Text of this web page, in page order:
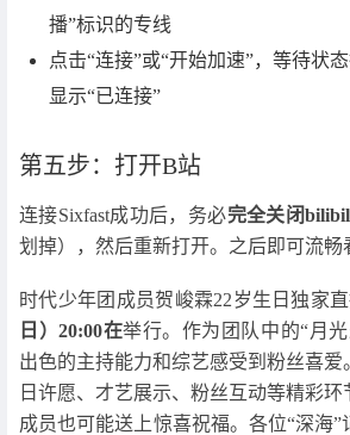
播”标识的专线
点击“连接”或“开始加速”，等待状
显示“已连接”
第五步：打开B站
连接Sixfast成功后，务必完全关闭
划掉），然后重新打开。之后即可流畅
时代少年团成员贺峻霖22岁生日独家
日）20:00在举行。作为团队中的“月
出色的主持能力和综艺感受到粉丝喜爱
日许愿、才艺展示、粉丝互动等精彩
成员也可能送上惊喜祝福。各位“深海”